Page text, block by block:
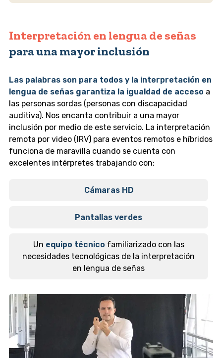
Interpretación en lengua de señas
para una mayor inclusión
Las palabras son para todos y la interpretación en
lengua de señas garantiza la igualdad de acceso a
las personas sordas (personas con discapacidad
auditiva). Nos encanta contribuir a una mayor
inclusión por medio de este servicio. La interpretación
remota por video (IRV) para eventos remotos e híbridos
funciona de maravilla cuando se cuenta con
excelentes intérpretes trabajando con:
Cámaras HD
Pantallas verdes
Un equipo técnico familiarizado con las
necesidades tecnológicas de la interpretación
en lengua de señas